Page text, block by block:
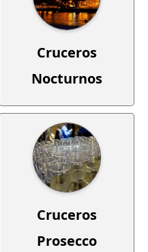
Cruceros
Nocturnos
Cruceros
Prosecco